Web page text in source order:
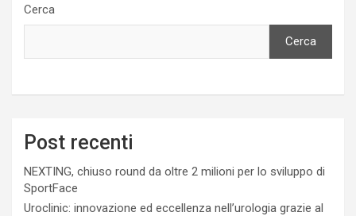
Cerca
Cerca
Post recenti
NEXTING, chiuso round da oltre 2 milioni per lo sviluppo di
SportFace
Uroclinic: innovazione ed eccellenza nell’urologia grazie al